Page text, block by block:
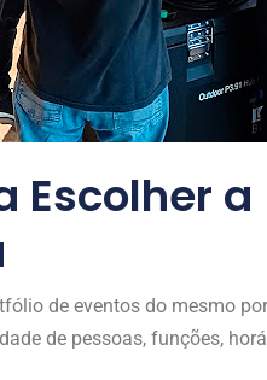
Escolher a
de eventos do mesmo
de pessoas, funções,